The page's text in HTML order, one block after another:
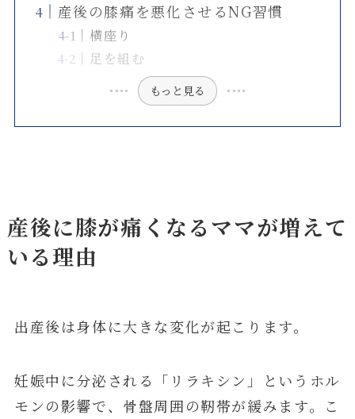
産後の膝痛を悪化させるNG習慣
横座り
足を組む
もっと見る
産後に膝が痛くなるママが増えて
いる理由
出産後は身体に大きな変化が起こります。
妊娠中に分泌される「リラキシン」というホル
モンの影響で、骨盤周囲の靭帯が緩みます。こ